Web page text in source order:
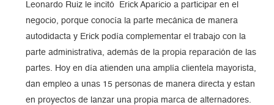
Leonardo Ruiz le incitó Erick Aparicio a participar en el
negocio, porque conocía la parte mecánica de manera
autodidacta y Erick podía complementar el trabajo con la
parte administrativa, además de la propia reparación de las
partes. Hoy en día atienden una amplía clientela mayorista,
dan empleo a unas 15 personas de manera directa y estan
en proyectos de lanzar una propia marca de alternadores.